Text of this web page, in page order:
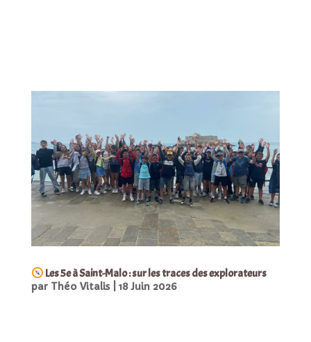
Les 5e à Saint-Malo : sur les traces des explorateurs
par Théo Vitalis| 18 Juin 2026